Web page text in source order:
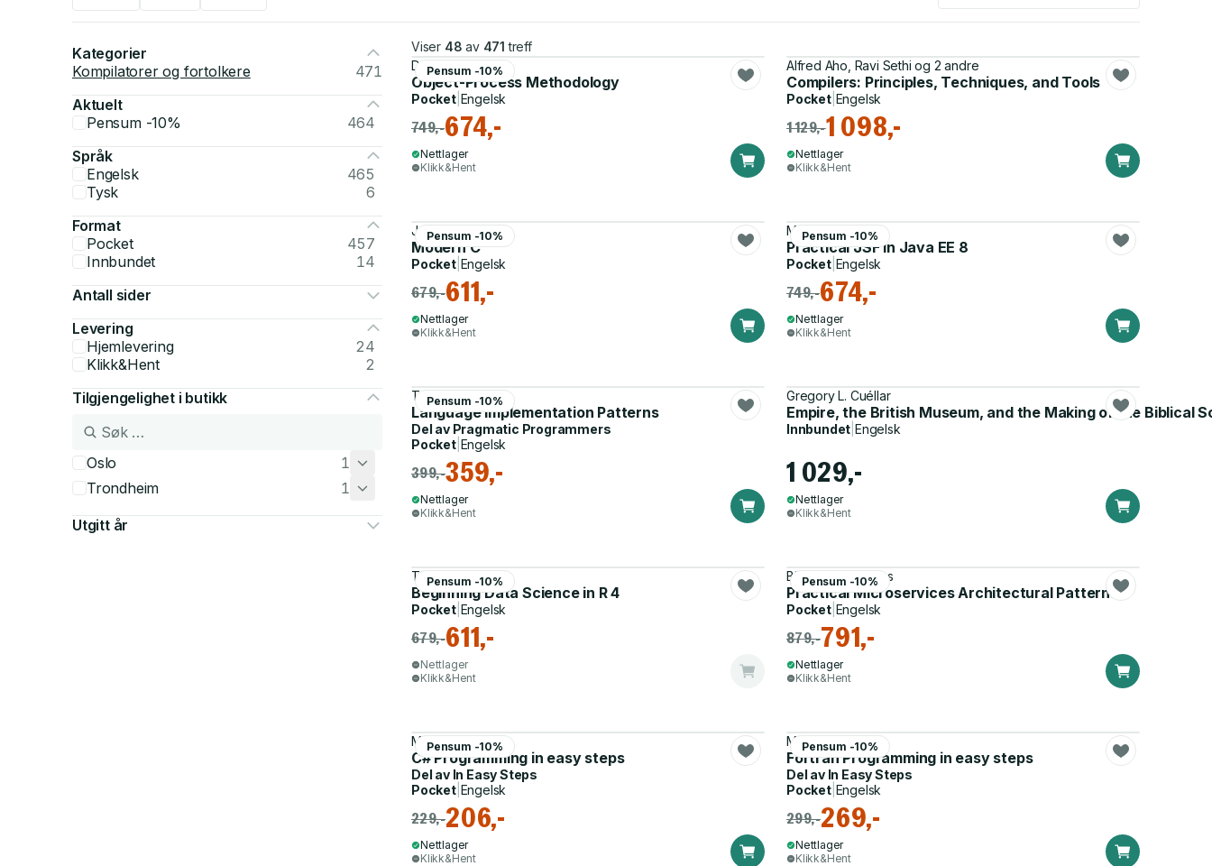
Kategorier
Kompilatorer og fortolkere
471
Aktuelt
Pensum -10%
464
Språk
Engelsk
465
Tysk
6
Format
Pocket
457
Innbundet
14
Antall sider
Levering
Hjemlevering
24
Klikk&Hent
2
Tilgjengelighet i butikk
Oslo
1
Trondheim
1
Utgitt år
Viser 48 av 471 treff
Pensum -10%
Dov Dori
Object-Process Methodology
Pocket| Engelsk
749,-674,-
Nettlager
Klikk&Hent
Alfred Aho, Ravi Sethi og 2 andre
Compilers: Principles, Techniques, and Tools
Pocket| Engelsk
1 129,-1 098,-
Nettlager
Klikk&Hent
Pensum -10%
Jens Gustedt
Modern C
Pocket| Engelsk
679,-611,-
Nettlager
Klikk&Hent
Pensum -10%
Michael Müller
Practical JSF in Java EE 8
Pocket| Engelsk
749,-674,-
Nettlager
Klikk&Hent
Pensum -10%
Terence Parr
Language Implementation Patterns
Del av Pragmatic Programmers
Pocket| Engelsk
399,-359,-
Nettlager
Klikk&Hent
Gregory L. Cuéllar
Empire, the British Museum, and the Making of the Biblical
Innbundet |Engelsk
1 029,-
Nettlager
Klikk&Hent
Pensum -10%
Thomas Mailund
Beginning Data Science in R 4
Pocket| Engelsk
679,-611,-
Nettlager
Klikk&Hent
Pensum -10%
Binildas Christudas
Practical Microservices Architectural Patterns
Pocket| Engelsk
879,-791,-
Nettlager
Klikk&Hent
Pensum -10%
Mike McGrath
C# Programming in easy steps
Del av In Easy Steps
Pocket| Engelsk
229,-206,-
Nettlager
Klikk&Hent
Pensum -10%
Mike McGrath
Fortran Programming in easy steps
Del av In Easy Steps
Pocket| Engelsk
299,-269,-
Nettlager
Klikk&Hent